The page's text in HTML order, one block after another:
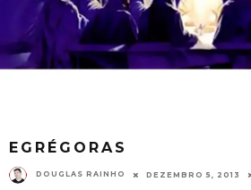
EGRÉGORAS
DOUGLAS RAINHO DEZEMBRO 5, 2013